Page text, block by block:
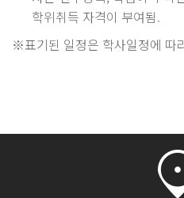
학위취득 자격이 부여됨.
※표기된 일정은 학사일정에 따